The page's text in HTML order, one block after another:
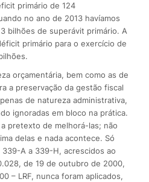
primário de 124
no ano de 2013 havíamos
bilhões de superávit primário. A
primário para o exercício de
orçamentária, bem como as de
a preservação da gestão fiscal
de natureza administrativa,
ignoradas em bloco na prática.
pretexto de melhorá-las; não
delas e nada acontece. Só
A a 339-H, acrescidos ao
de 19 de outubro de 2000,
– LRF, nunca foram aplicados,